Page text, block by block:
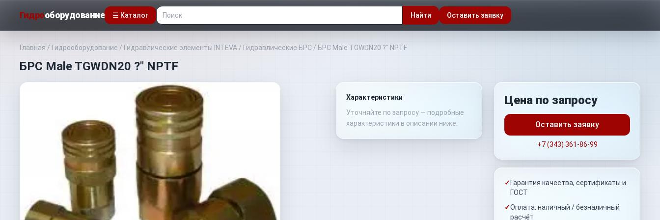
Гидрооборудование ☰ Каталог Найти Оставить заявку
Главная / Гидрооборудование / Гидравлические элементы INTEVA / Гидравлические БРС / БРС Male TGWDN20 ?" NPTF
БРС Male TGWDN20 ?" NPTF
Характеристики
Уточняйте по запросу — подробные
характеристики в описании ниже.
Цена по запросу
Оставить заявку
+7 (343) 361-86-99
✓ Гарантия качества, сертификаты и
ГОСТ
✓Оплата: наличный / безналичный
расчёт